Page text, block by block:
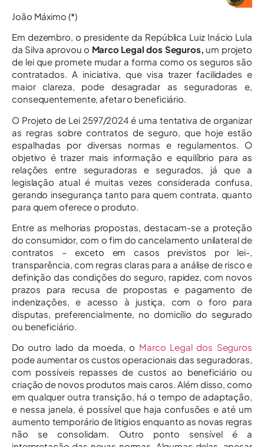
João Máximo (*)
Em dezembro, o presidente da República Luiz Inácio Lula
da Silva aprovou o Marco Legal dos Seguros, um projeto
de lei que promete mudar a forma como os seguros são
contratados. A iniciativa, que visa trazer facilidades e
maior clareza, pode desagradar as seguradoras e,
consequentemente, afetar o beneficiário.
O Projeto de Lei 2597/2024 é uma tentativa de organizar
as regras sobre contratos de seguro, que hoje estão
espalhadas por diversas normas e regulamentos. O
objetivo é trazer mais informação e equilíbrio para as
relações entre seguradoras e segurados, já que a
legislação atual é muitas vezes considerada confusa,
gerando insegurança tanto para quem contrata, quanto
para quem oferece o produto.
Entre as melhorias propostas, destacam-se a proteção
do consumidor, com o fim do cancelamento unilateral de
contratos – exceto em casos previstos por lei-,
transparência, com regras claras para a análise de risco e
definição das condições do seguro, rapidez, com novos
prazos para recusa de propostas e pagamento de
indenizações, e acesso à justiça, com o foro para
disputas, preferencialmente, no domicílio do segurado
ou beneficiário.
Do outro lado da moeda, o Marco Legal dos Seguros
pode aumentar os custos operacionais das seguradoras,
com possíveis repasses de custos ao beneficiário ou
criação de novos produtos mais caros. Além disso, como
em qualquer outra transição, há o tempo de adaptação,
e nessa janela, é possível que haja confusões e até um
aumento temporário de litígios enquanto as novas regras
não se consolidam. Outro ponto sensível é a